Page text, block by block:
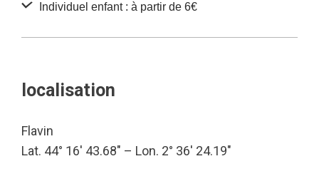
Individuel enfant : à partir de 6€
localisation
Flavin
Lat. 44° 16′ 43.68″ – Lon. 2° 36′ 24.19″